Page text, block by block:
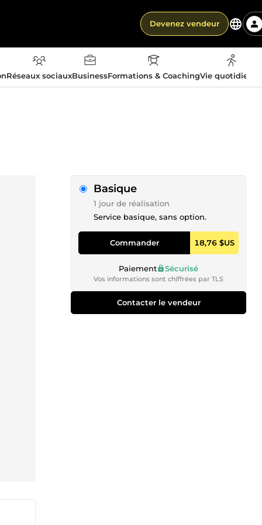
Devenez vendeur
Réseaux sociauxBusinessFormations & CoachingVie
Basique
1 jour de réalisation
Service basique, sans option.
Commander 18,76 $US
Paiement Sécurisé
Vos informations sont chiffrées par TLS
Contacter le vendeur